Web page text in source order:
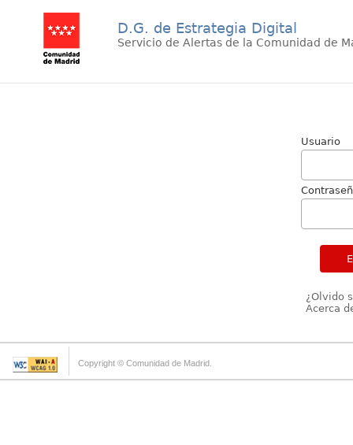
D.G. de Estrategia Digital
Servicio de Alertas de la Comunidad de
Usuario
¿Olvido
Acerca
Copyright © Comunidad de Madrid.